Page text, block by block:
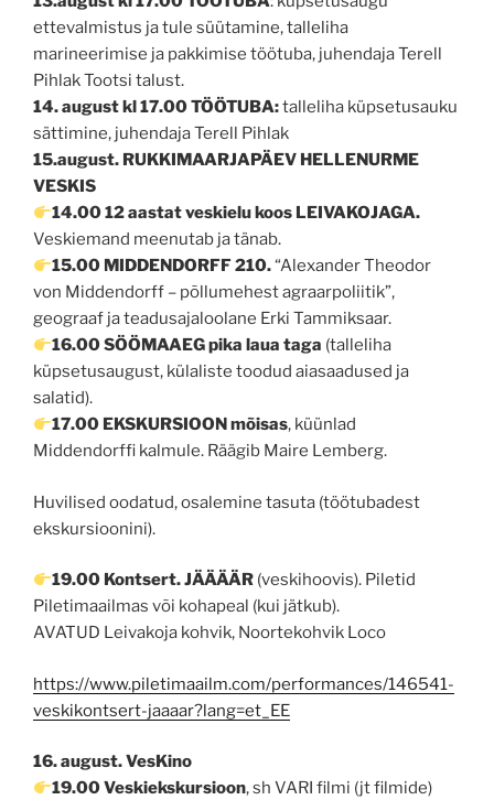
ettevalmistus ja tule süütamine, talleliha
marineerimise ja pakkimise töötuba, juhendaja Terell
Pihlak Tootsi talust.
14. august kl 17.00 TÖÖTUBA:talleliha küpsetusauku
sättimine, juhendaja Terell Pihlak
15.august. RUKKIMAARJAPÄEV HELLENURME
VESKIS
14.00 12 aastat veskielu koos LEIVAKOJAGA.
Veskiemand meenutab ja tänab.
15.00 MIDDENDORFF 210.“Alexander Theodor
von Middendorff – põllumehest agraarpoliitik”,
geograaf ja teadusajaloolane Erki Tammiksaar.
16.00 SÖÖMAAEG pika laua taga (talleliha
küpsetusaugust, külaliste toodud aiasaadused ja
salatid).
17.00 EKSKURSIOON mõisas, küünlad
Middendorffi kalmule. Räägib Maire Lemberg.
Huvilised oodatud, osalemine tasuta (töötubadest
ekskursioonini).
19.00 Kontsert. JÄÄÄÄR (veskihoovis). Piletid
Piletimaailmas või kohapeal (kui jätkub).
AVATUD Leivakoja kohvik, Noortekohvik Loco
https://www.piletimaailm.com/performances/146541-
veskikontsert-jaaaar?lang=et_EE
16. august. VesKino
19.00 Veskiekskursioon, sh VARI filmi (jt filmide)